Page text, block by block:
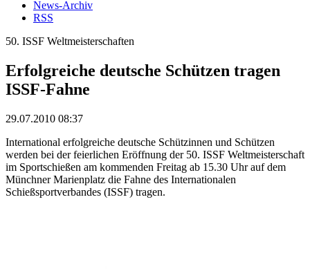
News-Archiv
RSS
50. ISSF Weltmeisterschaften
Erfolgreiche deutsche Schützen tragen
ISSF-Fahne
29.07.2010 08:37
International erfolgreiche deutsche Schützinnen und Schützen
werden bei der feierlichen Eröffnung der 50. ISSF Weltmeisterschaft
im Sportschießen am kommenden Freitag ab 15.30 Uhr auf dem
Münchner Marienplatz die Fahne des Internationalen
Schießsportverbandes (ISSF) tragen.